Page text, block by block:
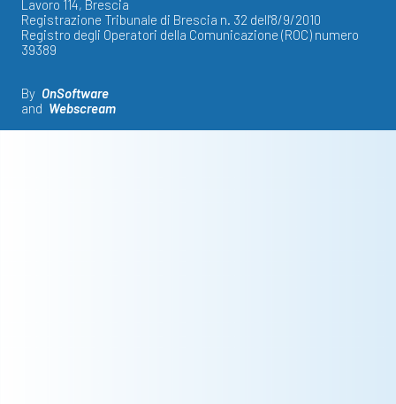
Lavoro 114, Brescia
Registrazione Tribunale di Brescia n. 32 dell'8/9/2010
Registro degli Operatori della Comunicazione (ROC) numero
39389
By OnSoftware
and Webscream